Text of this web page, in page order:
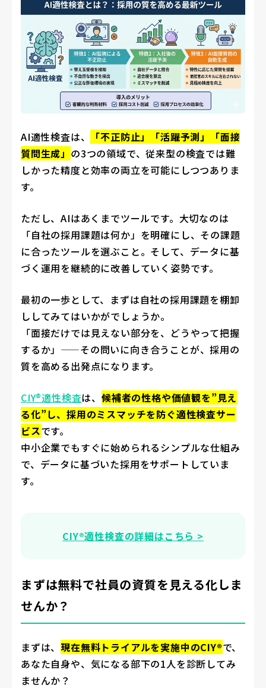
AI適性検査は、
「不正防止」「活躍予測」「面接
質問生成」 の3つの領域で、従来型の検査では難
しかった精度と効率の両立を可能にしつつありま
す。
ただし、AIはあくまでツールです。大切なのは
「自社の採用課題は何か」を明確にし、その課題
に合ったツールを選ぶこと。そして、データに基
づく運用を継続的に改善していく姿勢です。
最初の一歩として、まずは自社の採用課題を棚卸
ししてみてはいかがでしょうか。
「面接だけでは見えない部分を、どうやって把握
するか」——その問いに向き合うことが、採用の
質を高める出発点になります。
CIY®適性検査は、候補者の性格や価値観を”見え
る化”し、採用のミスマッチを防ぐ適性検査サー
ビスです。
中小企業でもすぐに始められるシンプルな仕組み
で、データに基づいた採用をサポートしていま
す。
CIY®適性検査の詳細はこちら >
まずは無料で社員の資質を見える化しま
せんか？
まずは、現在無料トライアルを実施中のCIY®で、
あなた自身や、気になる部下の1人を診断してみ
ませんか？